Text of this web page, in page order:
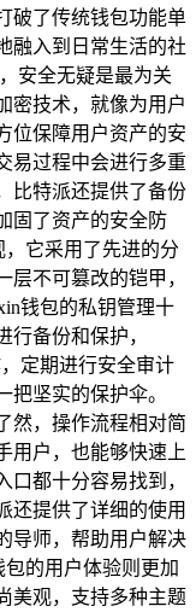
破了传统钱包功能单
融入到日常生活的社
安全无疑是最为关
密技术，就像为用户
位保障用户资产的安
易过程中会进行多重
比特派还提供了备份
固了资产的安全防
它采用了先进的分
不可篡改的铠甲，
钱包的私钥管理十
行备份和保护，
定期进行安全审计
坚实的保护伞。
然，操作流程相对简
用户，也能够快速上
都十分容易找到，
还提供了详细的使用
导师，帮助用户解决
的用户体验则更加
美观，支持多种主题